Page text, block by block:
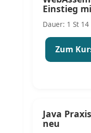
Einstieg
Dauer: 1 St 14
Zum
Java
neu